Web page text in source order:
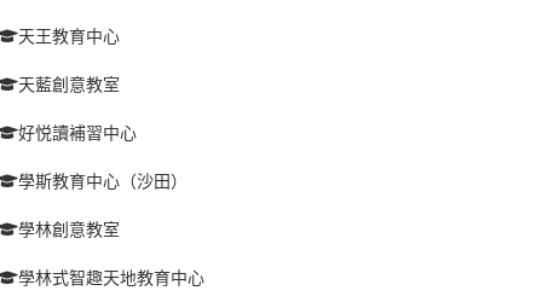
天王教育中心
天藍創意教室
好悦讀補習中心
學斯教育中心（沙田）
學林創意教室
學林式智趣天地教育中心